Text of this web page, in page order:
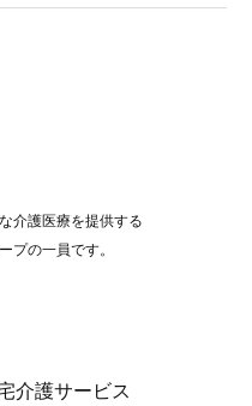
介護医療を提供する
プの一員です。
介護サービス